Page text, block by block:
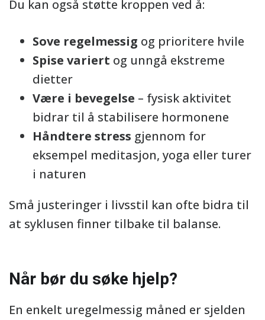
Du kan også støtte kroppen ved å:
Sove regelmessig og prioritere hvile
Spise variert og unngå ekstreme
dietter
Være i bevegelse – fysisk aktivitet
bidrar til å stabilisere hormonene
Håndtere stress gjennom for
eksempel meditasjon, yoga eller turer
i naturen
Små justeringer i livsstil kan ofte bidra til
at syklusen finner tilbake til balanse.
Når bør du søke hjelp?
En enkelt uregelmessig måned er sjelden